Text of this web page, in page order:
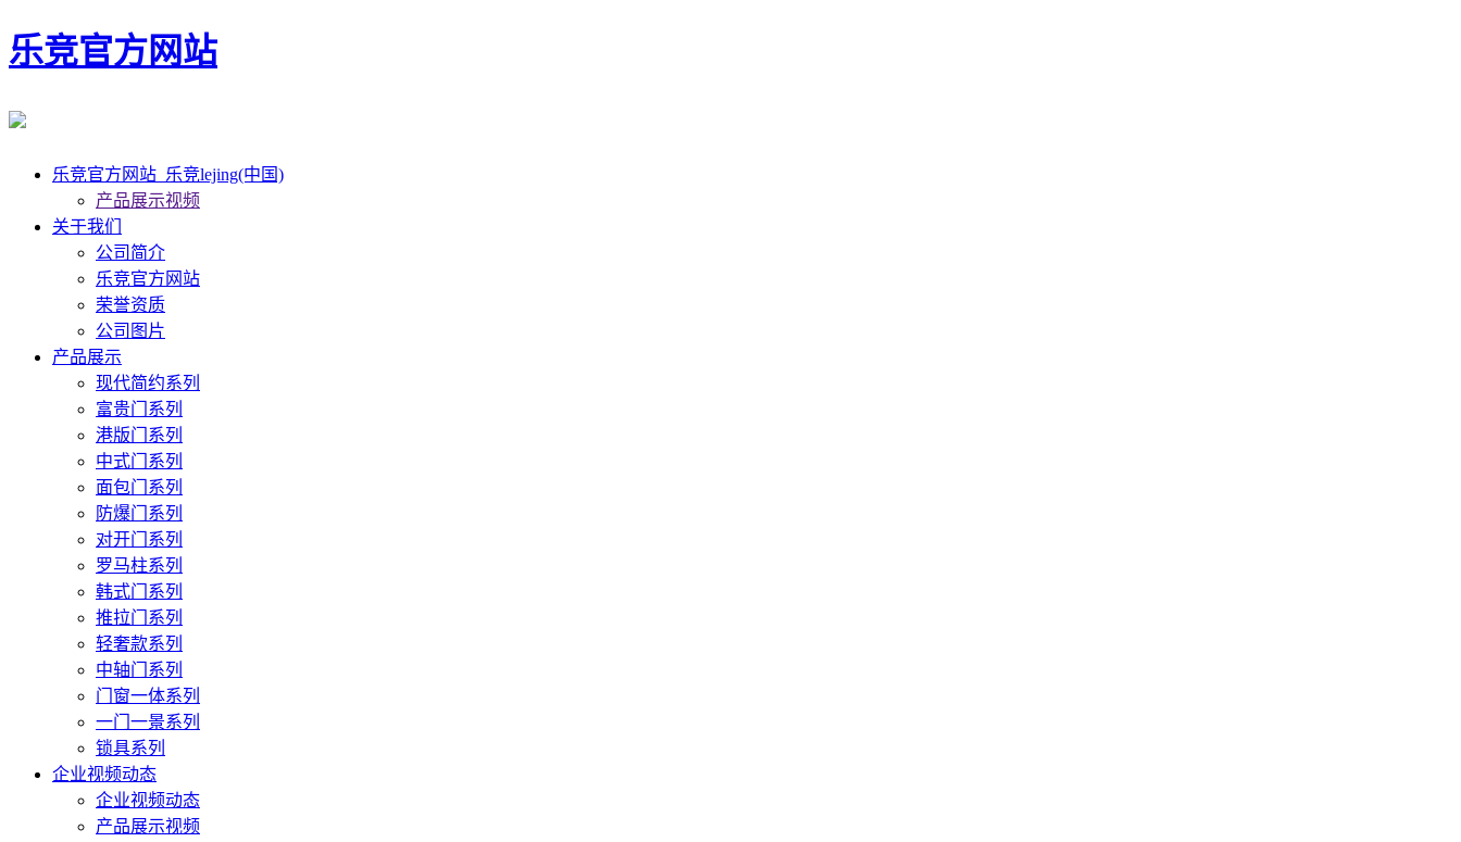
乐竞官方网站
乐竞官方网站_乐竞lejing(中国)
产品展示视频
关于我们
公司简介
乐竞官方网站
荣誉资质
公司图片
产品展示
现代简约系列
富贵门系列
港版门系列
中式门系列
面包门系列
防爆门系列
对开门系列
罗马柱系列
韩式门系列
推拉门系列
轻奢款系列
中轴门系列
门窗一体系列
一门一景系列
锁具系列
企业视频动态
企业视频动态
产品展示视频